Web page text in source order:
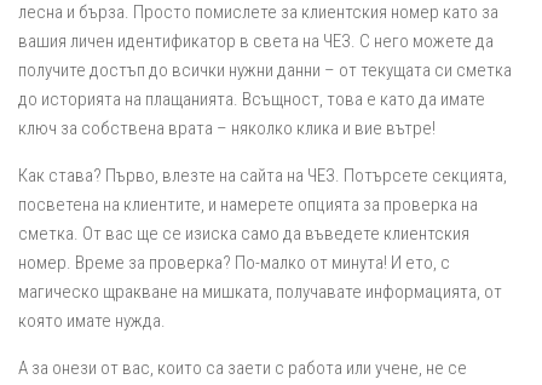
лесна и бърза. Просто помислете за клиентския номер като за
вашия личен идентификатор в света на ЧЕЗ. С него можете да
получите достъп до всички нужни данни – от текущата си сметка
до историята на плащанията. Всъщност, това е като да имате
ключ за собствена врата – няколко клика и вие вътре!
Как става? Първо, влезте на сайта на ЧЕЗ. Потърсете секцията,
посветена на клиентите, и намерете опцията за проверка на
сметка. От вас ще се изиска само да въведете клиентския
номер. Време за проверка? По-малко от минута! И ето, с
магическо щракване на мишката, получавате информацията, от
която имате нужда.
А за онези от вас, които са заети с работа или учене, не се